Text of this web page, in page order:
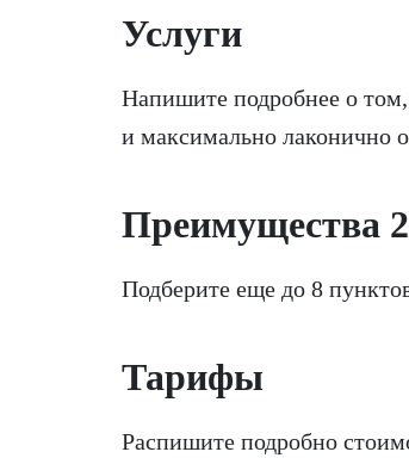
Услуги
Напишите подробнее о
и максимально лаконично
Преимущества 2
Подберите еще до 8
Тарифы
Распишите подробно